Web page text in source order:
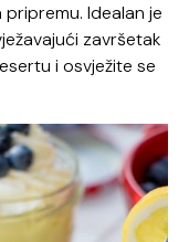
Idealan je
završetak
i osvježite se